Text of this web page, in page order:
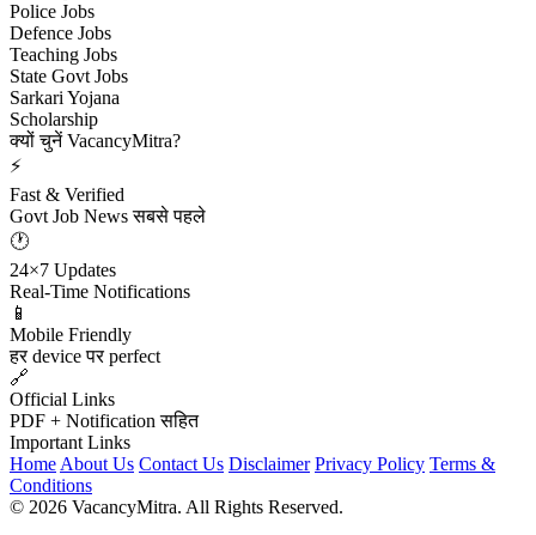
Police Jobs
Defence Jobs
Teaching Jobs
State Govt Jobs
Sarkari Yojana
Scholarship
क्यों चुनें VacancyMitra?
⚡
Fast & Verified
Govt Job News सबसे पहले
🕐
24×7 Updates
Real-Time Notifications
📱
Mobile Friendly
हर device पर perfect
🔗
Official Links
PDF + Notification सहित
Important Links
Home About Us Contact Us Disclaimer Privacy Policy Terms &
Conditions
© 2026 VacancyMitra. All Rights Reserved.